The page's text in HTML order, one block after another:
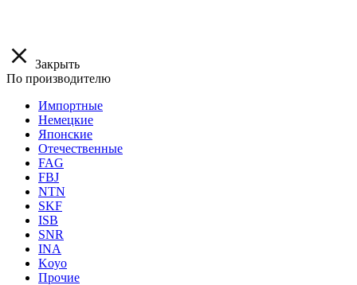
Закрыть
По производителю
Импортные
Немецкие
Японские
Отечественные
FAG
FBJ
NTN
SKF
ISB
SNR
INA
Koyo
Прочие